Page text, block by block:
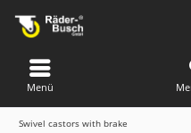
Menü
Swivel castors with brake